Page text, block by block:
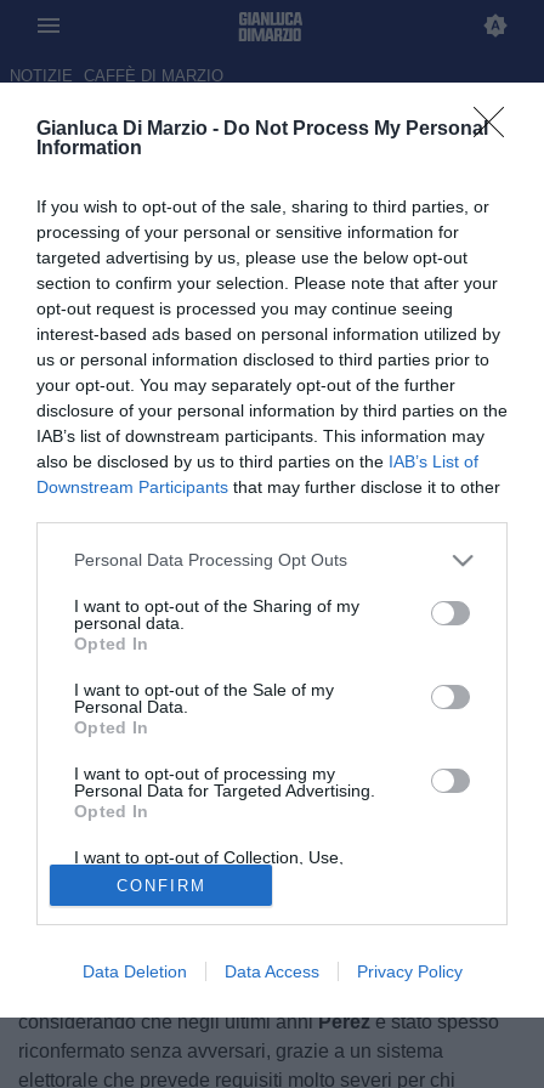
Gianluca Di Marzio - Do Not Process My Personal
Information
If you wish to opt-out of the sale, sharing to third parties, or
processing of your personal or sensitive information for
targeted advertising by us, please use the below opt-out
section to confirm your selection. Please note that after your
opt-out request is processed you may continue seeing
interest-based ads based on personal information utilized by
us or personal information disclosed to third parties prior to
your opt-out. You may separately opt-out of the further
disclosure of your personal information by third parties on the
IAB’s list of downstream participants. This information may
also be disclosed by us to third parties on the IAB’s List of
Downstream Participants that may further disclose it to other
Personal Data Processing Opt Outs
I want to opt-out of the Sharing of my
personal data.
Opted In
I want to opt-out of the Sale of my
Personal Data.
Opted In
I want to opt-out of processing my
Personal Data for Targeted Advertising.
Opted In
I want to opt-out of Collection, Use,
Retention, Sale, and/or Sharing of my
Personal Data that Is Unrelated with the
Purposes for which it was collected.
Opted Out
CONFIRM
Data Deletion Data Access Privacy Policy
NOTIZIE CAFFÈ DI MARZIO
Real Madrid, oggi le elezioni
voto e chi può candidarsi
07.06.2026 09:15 diMattia De Pascalis
Oggi - domenica 7 giugno - si terranno le storiche elezioni
presidenziali del Real Madrid: come funzionano i voti e chi può
candidarsi.
© foto di Federico Titone/BernabeuDigital.com
Oggi, domenica 7 giugno,sarà una giornata importante
per la storia delReal Madrid.I soci del club spagnolo
saranno infatti chiamati a
guiderà la società nei prossimi quattro anni. A contendersi
la carica saranno l'attuale numero uno del club,
considerando che negli ultimi anniPérezè stato spesso
riconfermato senza avversari, grazie a un sistema
elettorale che prevede requisiti molto severi per chi